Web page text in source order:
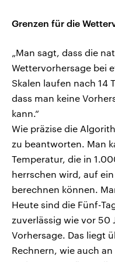
Grenzen für die
„Man sagt, dass die
Wettervorhersage bei
Skalen laufen nach 14
dass man keine
kann.“
Wie präzise die
zu beantworten. Man
Temperatur, die in
herrschen wird, auf
berechnen können.
Heute sind die Fünf-
zuverlässig wie vor 50
Vorhersage. Das liegt
Rechnern, wie auch